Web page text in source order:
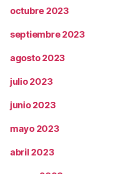
octubre 2023
septiembre 2023
agosto 2023
julio 2023
junio 2023
mayo 2023
abril 2023